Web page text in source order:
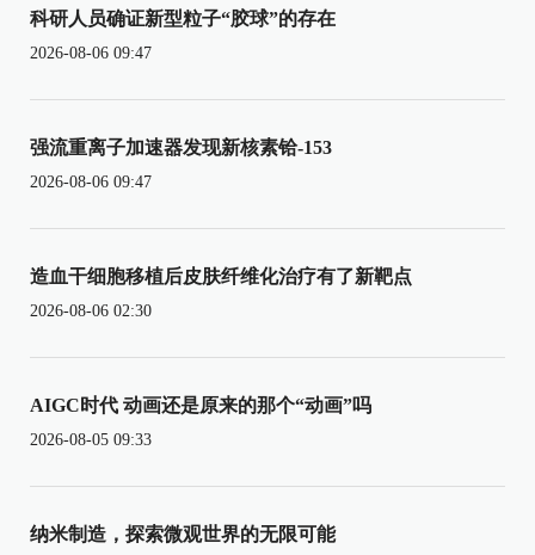
科研人员确证新型粒子“胶球”的存在
2026-08-06 09:47
强流重离子加速器发现新核素铪-153
2026-08-06 09:47
造血干细胞移植后皮肤纤维化治疗有了新靶点
2026-08-06 02:30
AIGC时代 动画还是原来的那个“动画”吗
2026-08-05 09:33
纳米制造，探索微观世界的无限可能